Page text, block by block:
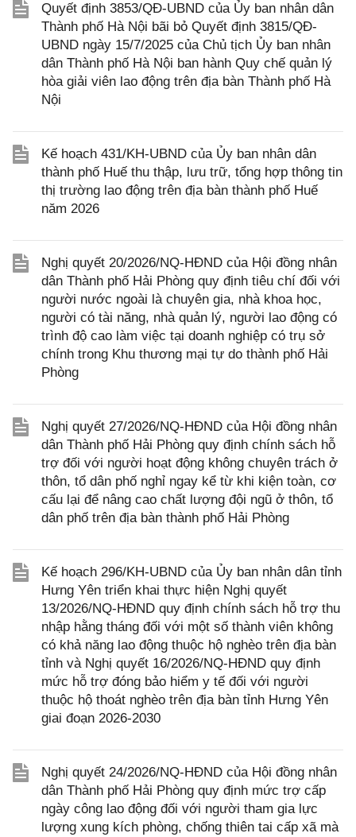
Quyết định 3853/QĐ-UBND của Ủy ban nhân dân
Thành phố Hà Nội bãi bỏ Quyết định 3815/QĐ-
UBND ngày 15/7/2025 của Chủ tịch Ủy ban nhân
dân Thành phố Hà Nội ban hành Quy chế quản lý
hòa giải viên lao động trên địa bàn Thành phố Hà
Nội
Kế hoạch 431/KH-UBND của Ủy ban nhân dân
thành phố Huế thu thập, lưu trữ, tổng hợp thông tin
thị trường lao động trên địa bàn thành phố Huế
năm 2026
Nghị quyết 20/2026/NQ-HĐND của Hội đồng nhân
dân Thành phố Hải Phòng quy định tiêu chí đối với
người nước ngoài là chuyên gia, nhà khoa học,
người có tài năng, nhà quản lý, người lao động có
trình độ cao làm việc tại doanh nghiệp có trụ sở
chính trong Khu thương mại tự do thành phố Hải
Phòng
Nghị quyết 27/2026/NQ-HĐND của Hội đồng nhân
dân Thành phố Hải Phòng quy định chính sách hỗ
trợ đối với người hoạt động không chuyên trách ở
thôn, tổ dân phố nghỉ ngay kể từ khi kiện toàn, cơ
cấu lại để nâng cao chất lượng đội ngũ ở thôn, tổ
dân phố trên địa bàn thành phố Hải Phòng
Kế hoạch 296/KH-UBND của Ủy ban nhân dân tỉnh
Hưng Yên triển khai thực hiện Nghị quyết
13/2026/NQ-HĐND quy định chính sách hỗ trợ thu
nhập hằng tháng đối với một số thành viên không
có khả năng lao động thuộc hộ nghèo trên địa bàn
tỉnh và Nghị quyết 16/2026/NQ-HĐND quy định
mức hỗ trợ đóng bảo hiểm y tế đối với người
thuộc hộ thoát nghèo trên địa bàn tỉnh Hưng Yên
giai đoạn 2026-2030
Nghị quyết 24/2026/NQ-HĐND của Hội đồng nhân
dân Thành phố Hải Phòng quy định mức trợ cấp
ngày công lao động đối với người tham gia lực
lượng xung kích phòng, chống thiên tai cấp xã mà